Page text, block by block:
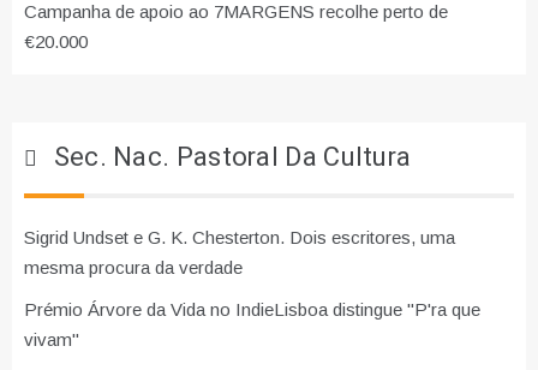
Campanha de apoio ao 7MARGENS recolhe perto de
€20.000
Sec. Nac. Pastoral Da Cultura
Sigrid Undset e G. K. Chesterton. Dois escritores, uma
mesma procura da verdade
Prémio Árvore da Vida no IndieLisboa distingue "P'ra que
vivam"